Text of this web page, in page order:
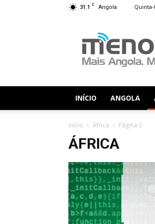
31.1 C Angola Quinta-
INÍCIO ANGOLA
Início África Página 3
ÁFRICA